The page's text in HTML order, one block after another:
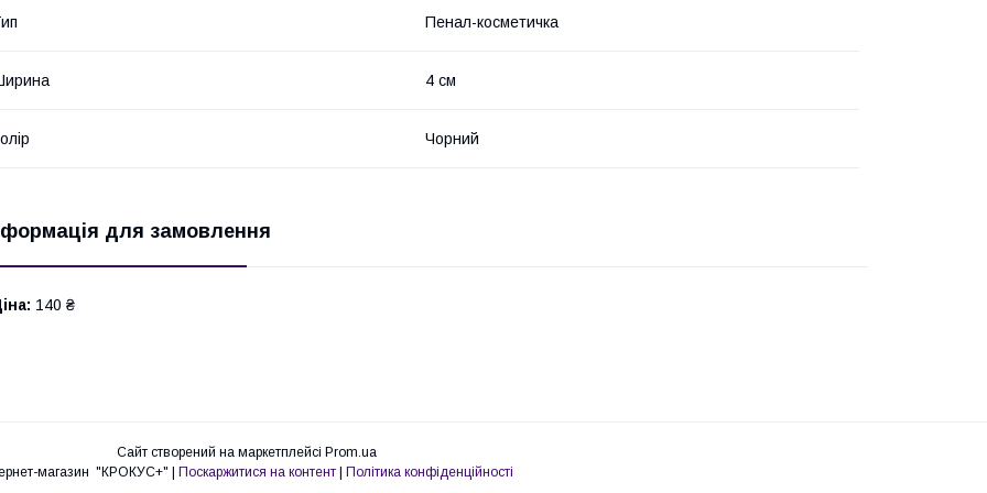
Пенал-косметичка
4 см
Чорний
для замовлення
140 ₴
Сайт створений на маркетплейсі Prom.ua
Інтернет-магазин "КРОКУС+" | Поскаржитися на контент | Політика конфіденційності